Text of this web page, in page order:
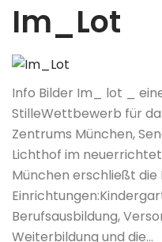
Im_Lot
Info Bilder Im_ lot _
StilleWettbewerb für
Zentrums München,
Lichthof im
München erschließt die
Berufsausbildung,
Weiterbildung und die…